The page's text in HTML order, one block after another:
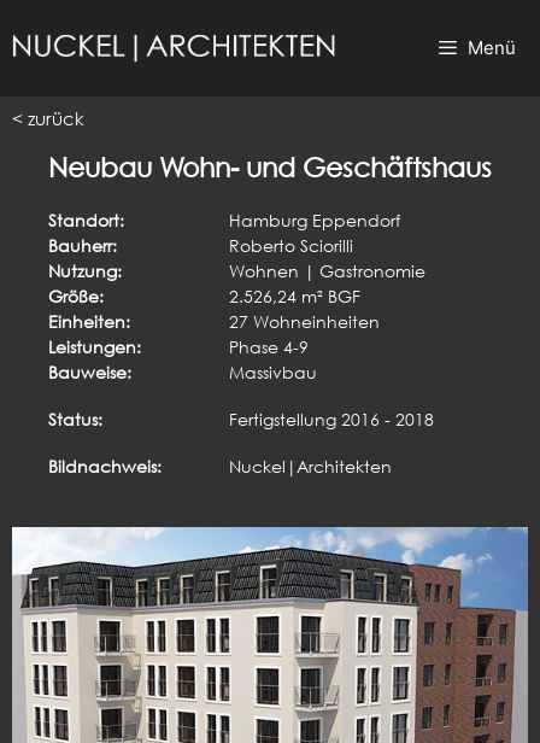
Inhalt
Menü
< zurück
Neubau Wohn- und Geschäftshaus
Standort:
Hamburg Eppendorf
Bauherr:
Roberto Sciorilli
Nutzung:
Wohnen | Gastronomie
Größe:
2.526,24 m² BGF
Einheiten:
27 Wohneinheiten
Leistungen:
Phase 4-9
Bauweise:
Massivbau
Status: Fertigstellung 2016 - 2018
Bildnachweis: Nuckel|Architekten